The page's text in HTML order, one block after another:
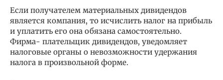
Если получателем материальных дивидендов
является компания, то исчислить налог на прибыль
и уплатить его она обязана самостоятельно.
Фирма- плательщик дивидендов, уведомляет
налоговые органы о невозможности удержания
налога в произвольной форме.